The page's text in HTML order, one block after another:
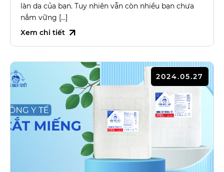
làn da của bạn. Tuy nhiên vẫn còn nhiều bạn chưa
nắm vững […]
Xem chi tiết
2024.05.27